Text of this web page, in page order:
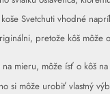
Svetchuti vhodné
pretože kôš môže
mieru, môže ísť o kôš
si môže urobiť vlastný